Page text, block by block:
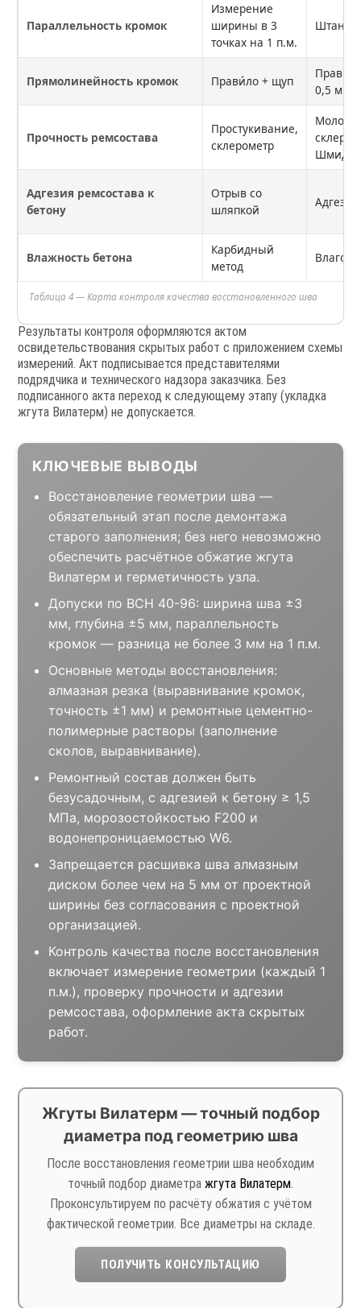
Таблица 4 — Карта контроля качества восстановленного шва
Параллельность кромок
Измерение
ширины в 3
точках на 1 п.м.
Прямолинейность кромок Прави́ло + щуп
0,5 мм
Прочность ремсостава
Простукивание,
склерометр
Шмидта
Адгезия ремсостава к
бетону
Отрыв со
шляпкой
Влажность бетона
Карбидный
метод
Результаты контроля оформляются актом
освидетельствования скрытых работ с приложением схемы
измерений. Акт подписывается представителями
подрядчика и технического надзора заказчика. Без
подписанного акта переход к следующему этапу (укладка
жгута Вилатерм) не допускается.
КЛЮЧЕВЫЕ ВЫВОДЫ
Восстановление геометрии шва —
обязательный этап после демонтажа
старого заполнения; без него невозможно
обеспечить расчётное обжатие жгута
Вилатерм и герметичность узла.
Допуски по ВСН 40-96: ширина шва ±3
мм, глубина ±5 мм, параллельность
кромок — разница не более 3 мм на 1 п.м.
Основные методы восстановления:
алмазная резка (выравнивание кромок,
точность ±1 мм) и ремонтные цементно-
полимерные растворы (заполнение
сколов, выравнивание).
Ремонтный состав должен быть
безусадочным, с адгезией к бетону ≥ 1,5
МПа, морозостойкостью F200 и
водонепроницаемостью W6.
Запрещается расшивка шва алмазным
диском более чем на 5 мм от проектной
ширины без согласования с проектной
организацией.
Контроль качества после восстановления
включает измерение геометрии (каждый 1
п.м.), проверку прочности и адгезии
ремсостава, оформление акта скрытых
работ.
Жгуты Вилатерм — точный подбор
диаметра под геометрию шва
После восстановления геометрии шва необходим
точный подбор диаметра жгута Вилатерм.
Проконсультируем по расчёту обжатия с учётом
фактической геометрии. Все диаметры на складе.
ПОЛУЧИТЬ КОНСУЛЬТАЦИЮ